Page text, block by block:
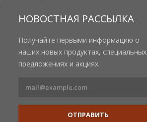
НОВОСТНАЯ РАССЫЛКА
Получайте первыми информацию о
наших новых продуктах, специальных
предложениях и акциях.
ОТПРАВИТЬ